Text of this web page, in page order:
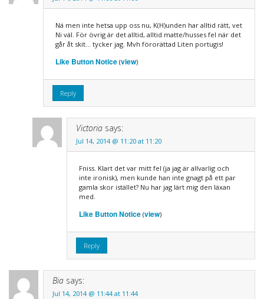
Nä men inte hetsa upp oss nu, K(H)unden har alltid rätt, vet
Ni väl. För övrig är det alltid, alltid matte/husses fel när det
går åt skit… tycker jag. Mvh förorättad Liten portugis!
Like Button Notice(view)
Reply
Victoria says:
Jul 14, 2014 @ 11:20 at 11:20
Fniss. Klart det var mitt fel (ja jag är allvarlig och
inte ironisk), men kunde han inte gnagt på ett par
gamla skor istället? Nu har jag lärt mig den läxan
med.
Like Button Notice(view)
Reply
Bia says:
Jul 14, 2014 @ 11:44 at 11:44